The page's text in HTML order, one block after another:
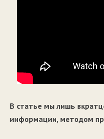
В статье мы лишь
информации, методом